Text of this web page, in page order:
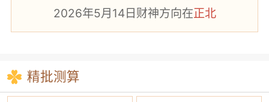
2026年5月14日财神方向在正北
精批测算